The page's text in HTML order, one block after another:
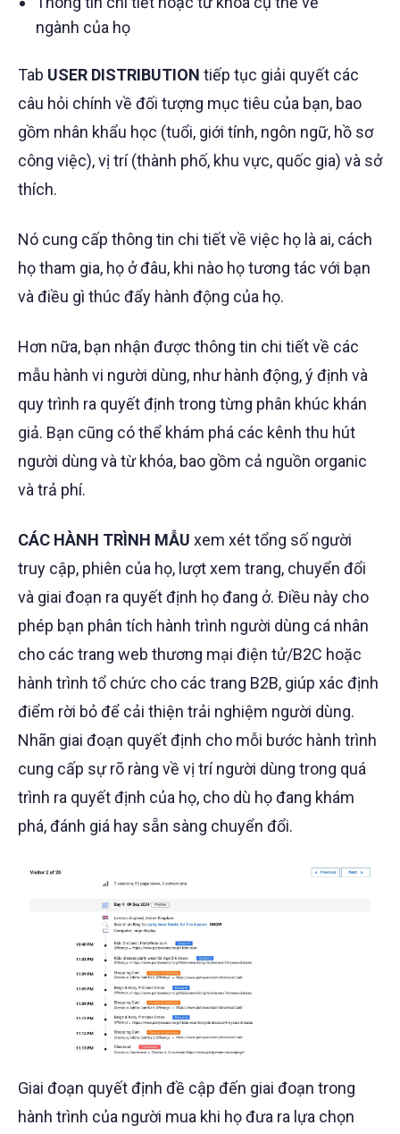
ngành của họ
Tab USER DISTRIBUTION tiếp tục giải quyết các
câu hỏi chính về đối tượng mục tiêu của bạn, bao
gồm nhân khẩu học (tuổi, giới tính, ngôn ngữ, hồ sơ
công việc), vị trí (thành phố, khu vực, quốc gia) và sở
thích.
Nó cung cấp thông tin chi tiết về việc họ là ai, cách
họ tham gia, họ ở đâu, khi nào họ tương tác với bạn
và điều gì thúc đẩy hành động của họ.
Hơn nữa, bạn nhận được thông tin chi tiết về các
mẫu hành vi người dùng, như hành động, ý định và
quy trình ra quyết định trong từng phân khúc khán
giả. Bạn cũng có thể khám phá các kênh thu hút
người dùng và từ khóa, bao gồm cả nguồn organic
và trả phí.
CÁC HÀNH TRÌNH MẪU xem xét tổng số người
truy cập, phiên của họ, lượt xem trang, chuyển đổi
và giai đoạn ra quyết định họ đang ở. Điều này cho
phép bạn phân tích hành trình người dùng cá nhân
cho các trang web thương mại điện tử/B2C hoặc
hành trình tổ chức cho các trang B2B, giúp xác định
điểm rời bỏ để cải thiện trải nghiệm người dùng.
Nhãn giai đoạn quyết định cho mỗi bước hành trình
cung cấp sự rõ ràng về vị trí người dùng trong quá
trình ra quyết định của họ, cho dù họ đang khám
phá, đánh giá hay sẵn sàng chuyển đổi.
Giai đoạn quyết định đề cập đến giai đoạn trong
hành trình của người mua khi họ đưa ra lựa chọn